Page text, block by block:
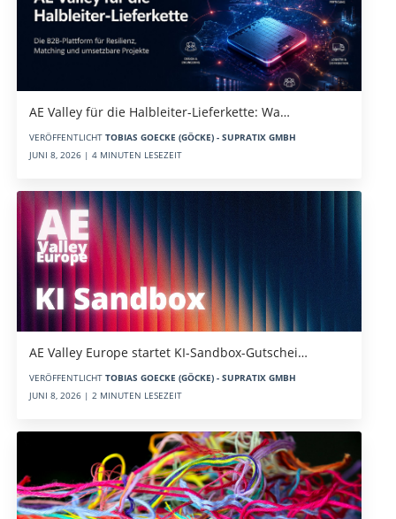
AE Valley für die Halbleiter-Lieferkette: Wa…
VERÖFFENTLICHT TOBIAS GOECKE (GÖCKE) - SUPRATIX GMBH
JUNI 8, 2026 | 4 MINUTEN LESEZEIT
AE Valley Europe startet KI-Sandbox-Gutschei…
VERÖFFENTLICHT TOBIAS GOECKE (GÖCKE) - SUPRATIX GMBH
JUNI 8, 2026 | 2 MINUTEN LESEZEIT